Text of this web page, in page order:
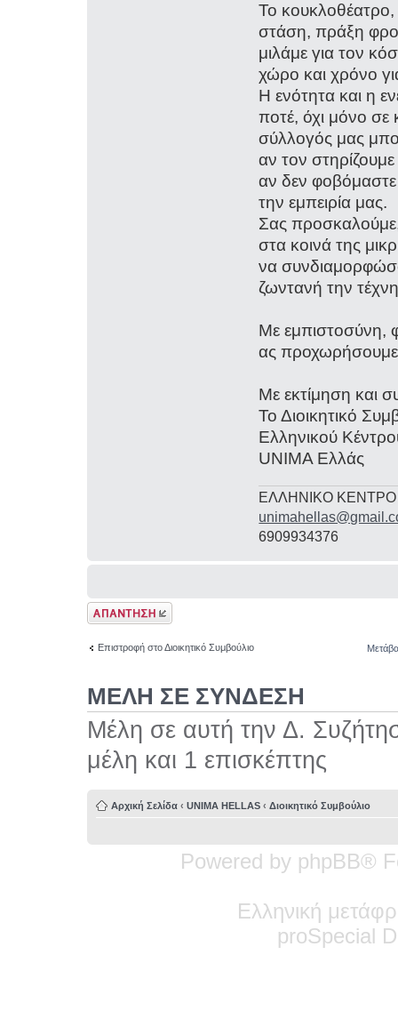
Το κουκλοθέατρο,
στάση, πράξη
μιλάμε για τον
χώρο και χρόνο
Η ενότητα και η
ποτέ, όχι μόνο σε
σύλλογός μας
αν τον
αν δεν
την εμπειρία μας.
Σας προσκαλούμε,
στα κοινά της
να
ζωντανή την
Με εμπιστοσύνη,
ας προχωρήσουμε
Με εκτίμηση και
Το Διοικητικό
Ελληνικού
UNIMA Ελλάς
ΕΛΛΗΝΙΚΟ
6909934376
Δημιουργία
απάντησης
Επιστροφή στο Διοικητικό Συμβούλιο
ΜΕΛΗ ΣΕ ΣΥΝΔΕΣΗ
Μέλη σε αυτή την Δ.
μέλη και 1 επισκέπτης
Αρχική Σελίδα ‹ UNIMA HELLAS ‹ Διοικητικό Συμβούλιο
Powered by phpBB®
Ελληνική
proSpecial